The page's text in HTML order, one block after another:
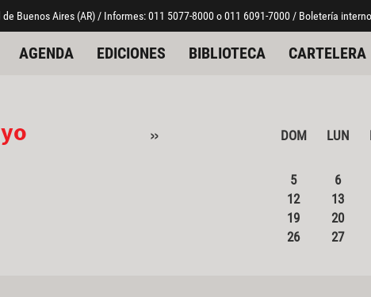
de Buenos Aires (AR) / Informes: 011 5077-8000 o 011 6091-7000 / Boletería
AGENDA EDICIONES BIBLIOTECA CARTELERA
» DOM LUN
5
6
12
13
19
20
26
27